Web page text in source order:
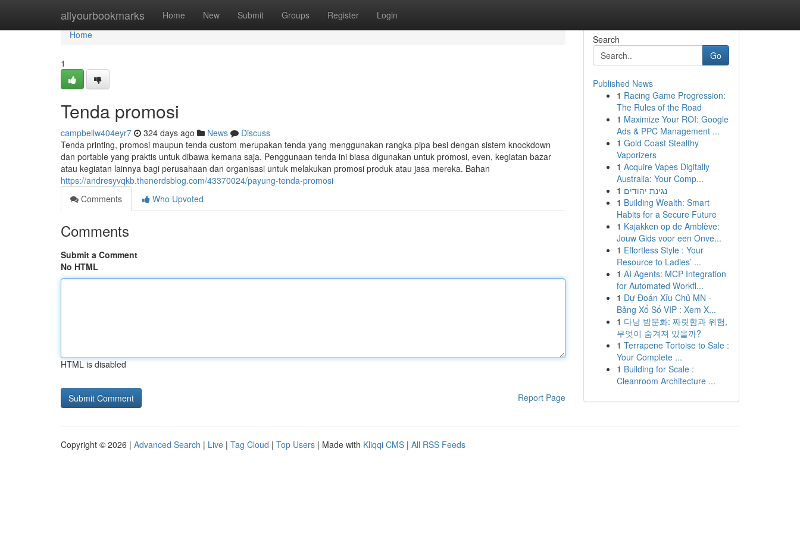
allyourbookmarks Home New Submit Groups Register Login
Home
Home
1
Tenda promosi
campbellw404eyr7 324 days ago News
Discuss
Tenda printing, promosi maupun tenda custom merupakan tenda yang menggunakan rangka pipa besi dengan sistem knockdown
dan portable yang praktis untuk dibawa kemana saja. Penggunaan tenda ini biasa digunakan untuk promosi, even, kegiatan bazar
atau kegiatan lainnya bagi perusahaan dan organisasi untuk melakukan promosi produk atau jasa mereka. Bahan
https://andresyvqkb.thenerdsblog.com/43370024/payung-tenda-promosi
Comments
Who Upvoted
Comments
Submit a Comment
No HTML
HTML is disabled
Report Page
Search
Go
Published News
1 Racing Game Progression:
The Rules of the Road
1 Maximize Your ROI: Google
Ads & PPC Management ...
1 Gold Coast Stealthy
Vaporizers
1 Acquire Vapes Digitally
Australia: Your Comp...
1 נגינת יהודים
1 Building Wealth: Smart
Habits for a Secure Future
1 Kajakken op de Amblève:
Jouw Gids voor een Onve...
1 Effortless Style : Your
Resource to Ladies’ ...
1 AI Agents: MCP Integration
for Automated Workfl...
1 Dự Đoán Xỉu Chủ MN -
Bảng Xổ Số VIP : Xem X...
1 다낭 밤문화: 짜릿함과 위험,
무엇이 숨겨져 있을까?
1 Terrapene Tortoise to Sale :
Your Complete ...
1 Building for Scale :
Cleanroom Architecture ...
Copyright © 2026 | Advanced Search | Live | Tag Cloud | Top Users | Made with Kliqqi CMS | All RSS Feeds